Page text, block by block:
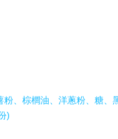
、棕櫚油、洋蔥粉、糖、
)